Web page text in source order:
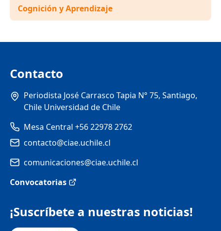
Cognición y Aprendizaje
Contacto
Periodista José Carrasco Tapia N° 75, Santiago,
Chile Universidad de Chile
Mesa Central +56 22978 2762
contacto@ciae.uchile.cl
comunicaciones@ciae.uchile.cl
Convocatorias
¡Suscríbete a nuestras noticias!